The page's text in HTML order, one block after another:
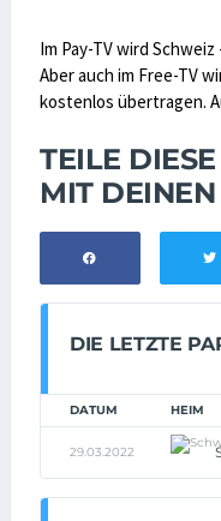
Im Pay-TV wird
Aber auch im Free-TV
kostenlos übertragen.
TEILE
MIT
DIE LETZTE
DATUM HEIM
29.03.2022